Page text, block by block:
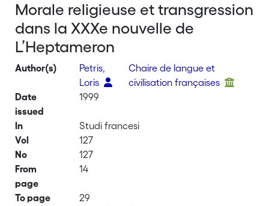
Morale religieuse et transgression
dans la XXXe nouvelle de
L’Heptameron
Author(s)
Petris,
Loris
Chaire de langue et
civilisation françaises
Date
issued
1999
In
Studi francesi
Vol
127
No
127
From
page
14
To page
29